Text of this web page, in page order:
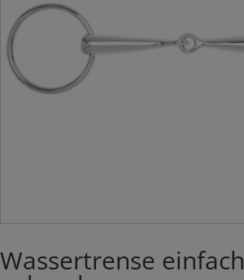
Wassertrense einfach